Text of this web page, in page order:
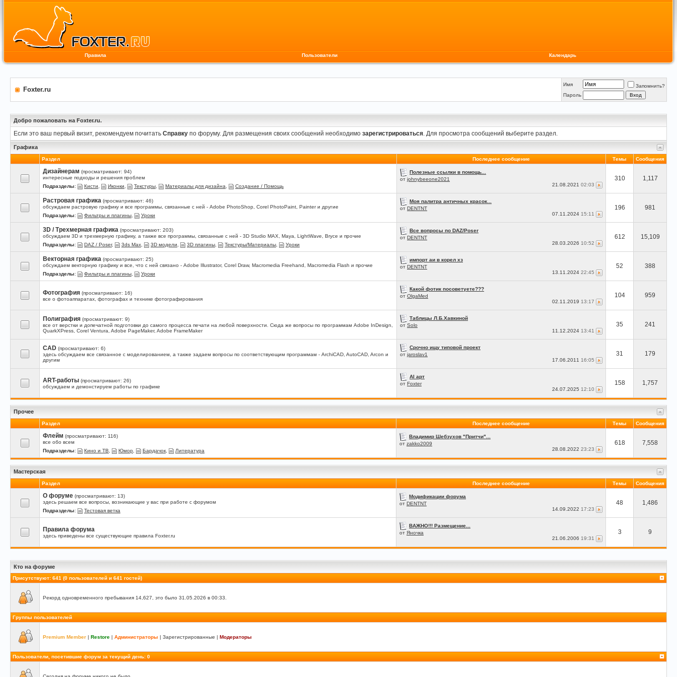
Правила Пользователи Календарь
Foxter.ru
Имя
Запомнить?
Пароль
Добро пожаловать на Foxter.ru.
Если это ваш первый визит, рекомендуем почитать Справку по форуму. Для размещения своих сообщений необходимо зарегистрироваться. Для просмотра сообщений выберите раздел.
Графика
Раздел Последнее сообщение Темы Сообщения
Дизайнерам (просматривают: 94)
интересные подходы и решения проблем
Подразделы: Кисти Иконки Текстуры Материалы для дизайна Создание / Помощь
Полезные ссылки в помощь...
от johnybeeone2021
21.08.2021 02:03
310 1,117
Растровая графика (просматривают: 46)
обсуждаем растровую графику и все программы, связанные с ней - Adobe PhotoShop, Corel PhotoPaint, Painter и другие
Подразделы: Фильтры и плагины Уроки
Моя палитра античных красок...
от DENTNT
07.11.2024 15:11
196 981
3D / Трехмерная графика (просматривают: 203)
обсуждаем 3D и трехмерную графику, а также все программы, связанные с ней - 3D Studio MAX, Maya, LightWave, Bryce и прочие
Подразделы: DAZ / Poser, 3ds Max 3D модели 3D плагины Текстуры/Материалы Уроки
Все вопросы по DAZ/Poser
от DENTNT
28.03.2026 10:52
612 15,109
Векторная графика (просматривают: 25)
обсуждаем векторную графику и все, что с ней связано - Adobe Illustrator, Corel Draw, Macromedia Freehand, Macromedia Flash и прочие
Подразделы: Фильтры и плагины Уроки
импорт аи в корел хз
от DENTNT
13.11.2024 22:45
52 388
Фотография (просматривают: 16)
все о фотоаппаратах, фотографах и технике фотографирования
Какой фотик посоветуете???
от OlgaMed
02.11.2019 13:17
104 959
Полиграфия (просматривают: 9)
все от верстки и допечатной подготовки до самого процесса печати на любой поверхности. Сюда же вопросы по программам Adobe InDesign,
QuarkXPress, Corel Ventura, Adobe PageMaker, Adobe FrameMaker
Таблицы Л.Б.Хавкиной
от Solo
11.12.2024 13:41
35 241
CAD (просматривают: 6)
здесь обсуждаем все связанное с моделированием, а также задаем вопросы по соответствующим программам - ArchiCAD, AutoCAD, Arcon и
другим
Срочно ищу типовой проект
от jaroslav1
17.06.2011 16:05
31 179
ART-работы (просматривают: 26)
обсуждаем и демонстируем работы по графике
AI арт
от Foxter
24.07.2025 12:10
158 1,757
Прочее
Раздел Последнее сообщение Темы Сообщения
Флейм (просматривают: 116)
все обо всем
Подразделы: Кино и ТВ Юмор Бардачок Литература
Владимир Шебзухов "Притчи"...
от zakko2009
28.08.2022 23:23
618 7,558
Мастерская
Раздел Последнее сообщение Темы Сообщения
О форуме (просматривают: 13)
здесь решаем все вопросы, возникающие у вас при работе с форумом
Подразделы: Тестовая ветка
Модификации форума
от DENTNT
14.09.2022 17:23
48 1,486
Правила форума
здесь приведены все существующие правила Foxter.ru
ВАЖНО!!! Размещение...
от Яночка
21.06.2006 19:31
3 9
Кто на форуме
Присутствуют: 641 (0 пользователей и 641 гостей)
Рекорд одновременного пребывания 14,627, это было 31.05.2026 в 00:33.
Группы пользователей
Premium Member | Restore | Администраторы | Зарегистрированные | Модераторы
Пользователи, посетившие форум за текущий день: 0